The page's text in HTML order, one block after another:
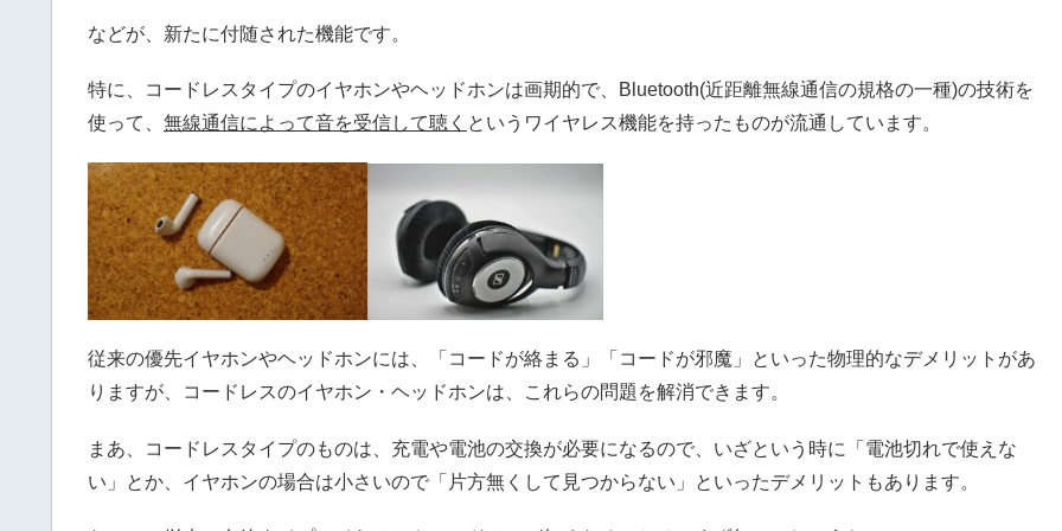
などが、新たに付随された機能です。
特に、コードレスタイプのイヤホンやヘッドホンは画期的で、Bluetooth(近距離無線通信の規格の一種)の技術を
使って、 無線通信によって音を受信して聴く というワイヤレス機能を持ったものが流通しています。
従来の優先イヤホンやヘッドホンには、「コードが絡まる」「コードが邪魔」といった物理的なデメリットがあ
りますが、コードレスのイヤホン・ヘッドホンは、これらの問題を解消できます。
まあ、コードレスタイプのものは、充電や電池の交換が必要になるので、いざという時に「電池切れで使えな
い」とか、イヤホンの場合は小さいので「片方無くして見つからない」といったデメリットもあります。